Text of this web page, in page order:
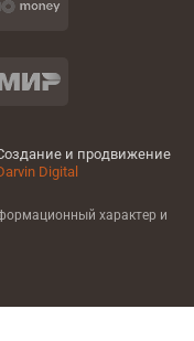
и продвижение
Digital
характер и